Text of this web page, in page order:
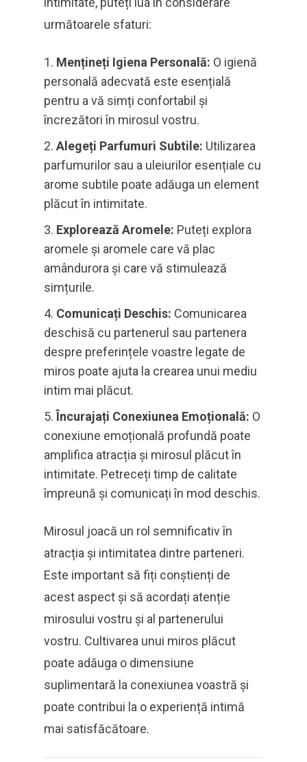
următoarele sfaturi:
Mențineți Igiena Personală: O igienă
personală adecvată este esențială
pentru a vă simți confortabil și
încrezători în mirosul vostru.
Alegeți Parfumuri Subtile: Utilizarea
parfumurilor sau a uleiurilor esențiale cu
arome subtile poate adăuga un element
plăcut în intimitate.
Explorează Aromele: Puteți explora
aromele și aromele care vă plac
amândurora și care vă stimulează
simțurile.
Comunicați Deschis: Comunicarea
deschisă cu partenerul sau partenera
despre preferințele voastre legate de
miros poate ajuta la crearea unui mediu
intim mai plăcut.
Încurajați Conexiunea Emoțională: O
conexiune emoțională profundă poate
amplifica atracția și mirosul plăcut în
intimitate. Petreceți timp de calitate
împreună și comunicați în mod deschis.
Mirosul joacă un rol semnificativ în
atracția și intimitatea dintre parteneri.
Este important să fiți conștienți de
acest aspect și să acordați atenție
mirosului vostru și al partenerului
vostru. Cultivarea unui miros plăcut
poate adăuga o dimensiune
suplimentară la conexiunea voastră și
poate contribui la o experiență intimă
mai satisfăcătoare.